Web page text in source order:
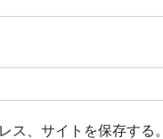
ス、サイトを保存する。